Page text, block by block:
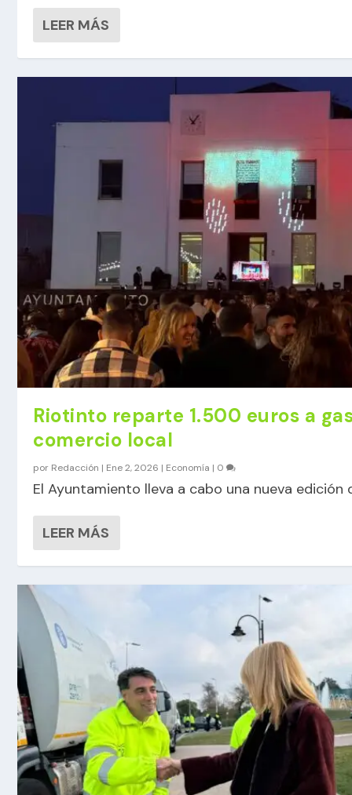
LEER MÁS
Riotinto reparte 1.500 euros a
comercio local
por Redacción | Ene 2, 2026 | Economía | 0
El Ayuntamiento lleva a cabo una nueva edición
LEER MÁS